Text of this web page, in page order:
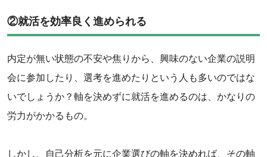
‌②就活を効率良く進められる
内定が無い状態の不安や焦りから、興味のない企業の説明
会に参加したり、選考を進めたりという人も多いのではな
いでしょうか？軸を決めずに就活を進めるのは、かなりの
労力がかかるもの。
‌しかし、自己分析を元に企業選びの軸を決めれば、その軸